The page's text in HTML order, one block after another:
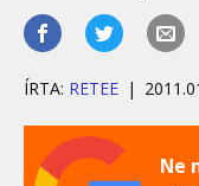
ÍRTA: RETEE
Ne